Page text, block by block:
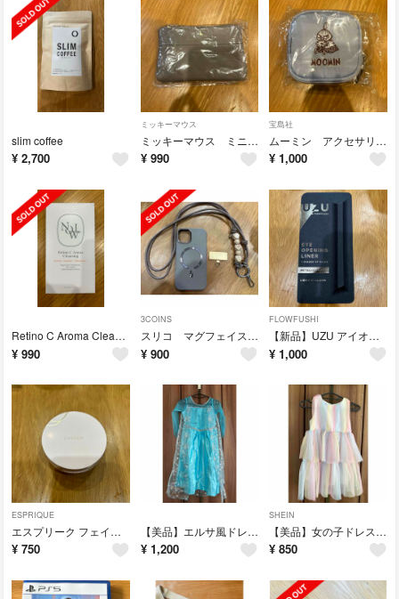
slim coffee
¥ 2,700
ミッキーマウス
ミッキーマウス ミニポーチ
¥ 990
宝島社
ムーミン アクセサリーポーチセット
¥ 1,000
Retino C Aroma Cleansing 120ml
¥ 990
3COINS
スリコ マグフェイス付きiPhone14ケース
¥ 900
FLOWFUSHI
【新品】UZU アイオープニングライナー メタリックブラック
¥ 1,000
ESPRIQUE
エスプリーク フェイスパウダー用 コンパクトケース(1個)
¥ 750
【美品】エルサ風ドレス 130
¥ 1,200
SHEIN
【美品】女の子ドレス レインボー
¥ 850